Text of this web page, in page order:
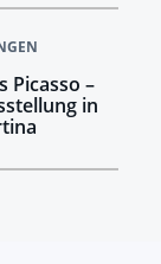
Picasso –
in